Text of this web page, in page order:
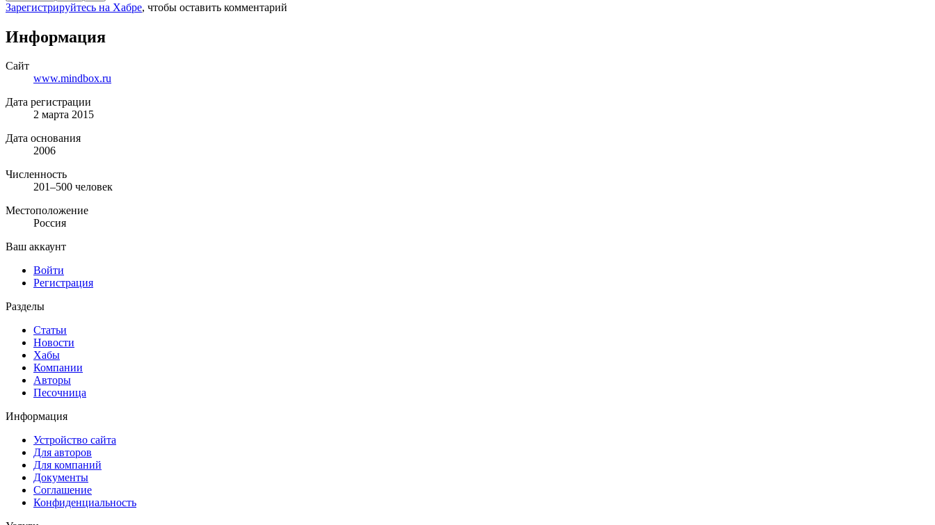
Зарегистрируйтесь на Хабре, чтобы оставить комментарий
Информация
Сайт
www.mindbox.ru
Дата регистрации
2 марта 2015
Дата основания
2006
Численность
201–500 человек
Местоположение
Россия
Ваш аккаунт
Войти
Регистрация
Разделы
Статьи
Новости
Хабы
Компании
Авторы
Песочница
Информация
Устройство сайта
Для авторов
Для компаний
Документы
Соглашение
Конфиденциальность